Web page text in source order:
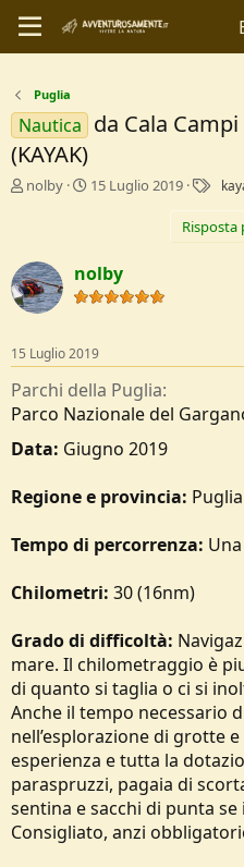
Puglia
Nautica da Cala
(KAYAK)
C
t
o
r
c
u
s
o
e
nolby
D
i
I
z
i
o
15 Luglio 2019
g
Risposta
nolby
15 Luglio 2019
Parchi della Puglia
Parco Nazionale del
Data: Giugno 2019
Regione e provincia:
Tempo di percorrenza:
Chilometri: 30 (16nm)
Grado di difficoltà:
mare. Il chilometraggio è
di quanto si taglia o ci si
Anche il tempo necessario
nell’esplorazione di grotte
esperienza e tutta la
paraspruzzi, pagaia di
sentina e sacchi di punta
Consigliato, anzi